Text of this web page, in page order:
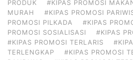
PRODUK
#KIPAS PROMOSI
MURAH
#KIPAS PROMOSI
PROMOSI PILKADA
#KIPAS
PROMOSI SOSIALISASI
#KIPAS
#KIPAS PROMOSI TERLARIS
TERLENGKAP
#KIPAS PROMOSI